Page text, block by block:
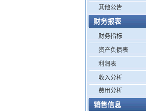
其他公告
财务报表
财务指标
资产负债表
利润表
收入分析
费用分析
销售信息